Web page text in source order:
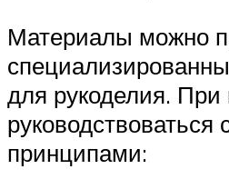
Материалы можно
для рукоделия.
принципами: